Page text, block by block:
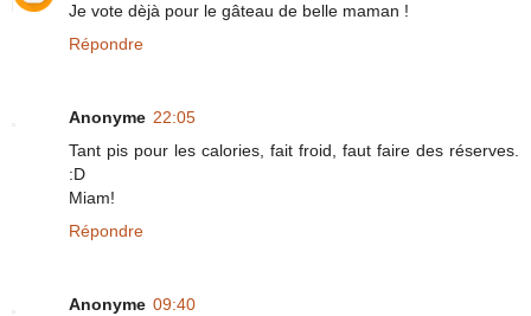
Je vote dèjà pour le gâteau de belle maman !
Répondre
Anonyme 22:05
Tant pis pour les calories, fait froid, faut faire des réserves.
:D
Miam!
Répondre
Anonyme 09:40